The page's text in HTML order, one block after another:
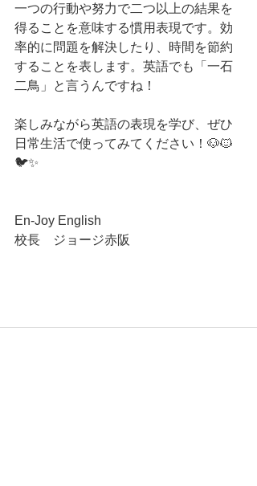
一つの行動や努力で二つ以上の結果を
得ることを意味する慣用表現です。効
率的に問題を解決したり、時間を節約
することを表します。英語でも「一石
二鳥」と言うんですね！
楽しみながら英語の表現を学び、ぜひ
日常生活で使ってみてください！🐶🐱
🐦✨
En-Joy English
校長　ジョージ赤阪